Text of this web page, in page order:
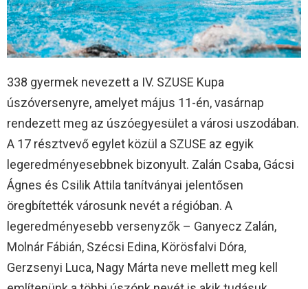
338 gyermek nevezett a IV. SZUSE Kupa
úszóversenyre, amelyet május 11-én, vasárnap
rendezett meg az úszóegyesület a városi uszodában.
A 17 résztvevő egylet közül a SZUSE az egyik
legeredményesebbnek bizonyult. Zalán Csaba, Gácsi
Ágnes és Csilik Attila tanítványai jelentősen
öregbítették városunk nevét a régióban. A
legeredményesebb versenyzők – Ganyecz Zalán,
Molnár Fábián, Szécsi Edina, Körösfalvi Dóra,
Gerzsenyi Luca, Nagy Márta neve mellett meg kell